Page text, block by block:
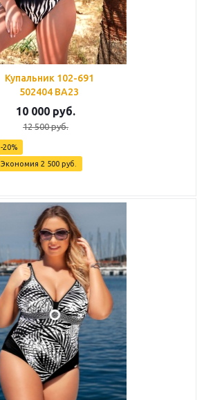
Купальник 102-691
502404 BA23
10 000 руб.
12 500руб.
-20%
Экономия 2 500руб.